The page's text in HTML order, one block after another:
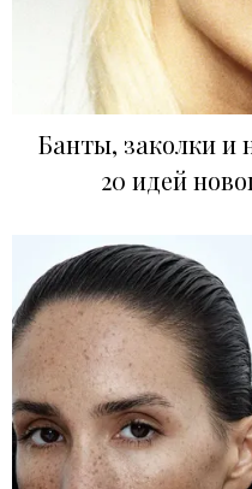
Банты, заколки и
20 идей